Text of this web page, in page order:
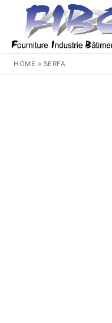
contenu
HOME » SERFA